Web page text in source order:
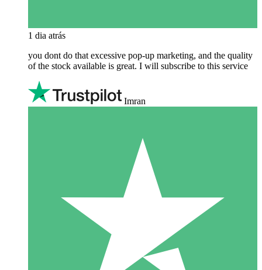
1 dia atrás
you dont do that excessive pop-up marketing, and the quality
of the stock available is great. I will subscribe to this service
Imran